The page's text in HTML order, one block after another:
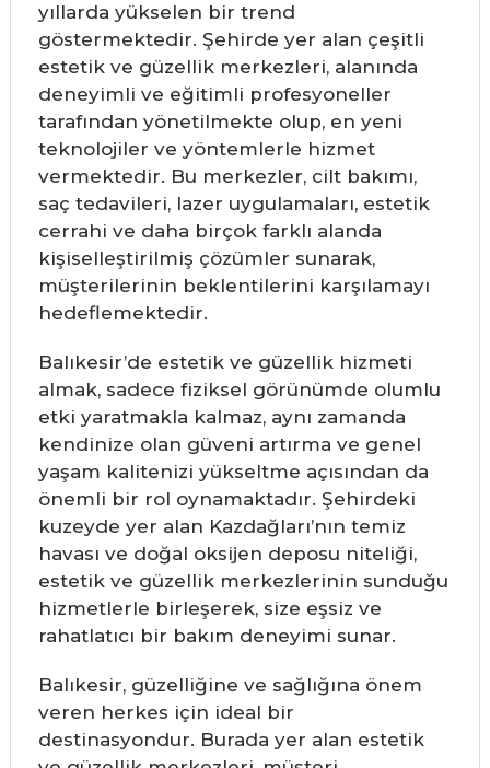
yıllarda yükselen bir trend
göstermektedir. Şehirde yer alan çeşitli
estetik ve güzellik merkezleri, alanında
deneyimli ve eğitimli profesyoneller
tarafından yönetilmekte olup, en yeni
teknolojiler ve yöntemlerle hizmet
vermektedir. Bu merkezler, cilt bakımı,
saç tedavileri, lazer uygulamaları, estetik
cerrahi ve daha birçok farklı alanda
kişiselleştirilmiş çözümler sunarak,
müşterilerinin beklentilerini karşılamayı
hedeflemektedir.
Balıkesir’de estetik ve güzellik hizmeti
almak, sadece fiziksel görünümde olumlu
etki yaratmakla kalmaz, aynı zamanda
kendinize olan güveni artırma ve genel
yaşam kalitenizi yükseltme açısından da
önemli bir rol oynamaktadır. Şehirdeki
kuzeyde yer alan Kazdağları’nın temiz
havası ve doğal oksijen deposu niteliği,
estetik ve güzellik merkezlerinin sunduğu
hizmetlerle birleşerek, size eşsiz ve
rahatlatıcı bir bakım deneyimi sunar.
Balıkesir, güzelliğine ve sağlığına önem
veren herkes için ideal bir
destinasyondur. Burada yer alan estetik